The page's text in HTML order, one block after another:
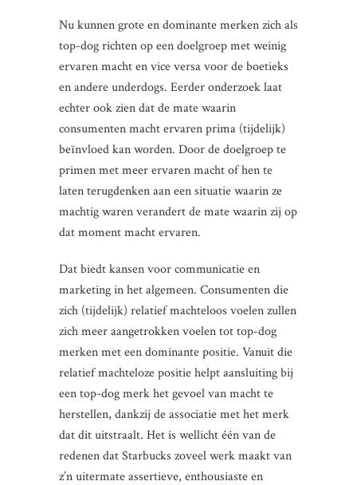
Nu kunnen grote en dominante merken zich als
top-dog richten op een doelgroep met weinig
ervaren macht en vice versa voor de boetieks
en andere underdogs. Eerder onderzoek laat
echter ook zien dat de mate waarin
consumenten macht ervaren prima (tijdelijk)
beïnvloed kan worden. Door de doelgroep te
primen met meer ervaren macht of hen te
laten terugdenken aan een situatie waarin ze
machtig waren verandert de mate waarin zij op
dat moment macht ervaren.
Dat biedt kansen voor communicatie en
marketing in het algemeen. Consumenten die
zich (tijdelijk) relatief machteloos voelen zullen
zich meer aangetrokken voelen tot top-dog
merken met een dominante positie. Vanuit die
relatief machteloze positie helpt aansluiting bij
een top-dog merk het gevoel van macht te
herstellen, dankzij de associatie met het merk
dat dit uitstraalt. Het is wellicht één van de
redenen dat Starbucks zoveel werk maakt van
z’n uitermate assertieve, enthousiaste en